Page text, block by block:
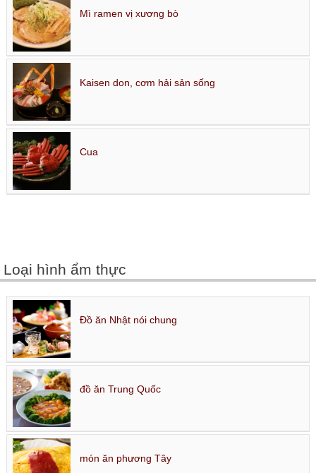
Mì ramen vị xương bò
Kaisen don, cơm hải sản sống
Cua
Loại hình ẩm thực
Đồ ăn Nhật nói chung
đồ ăn Trung Quốc
món ăn phương Tây